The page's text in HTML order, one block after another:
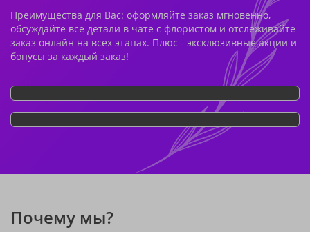
Преимущества для Вас: оформляйте заказ мгновенно,
обсуждайте все детали в чате с флористом и отслеживайте
заказ онлайн на всех этапах. Плюс - эксклюзивные акции и
бонусы за каждый заказ!
Почему мы?